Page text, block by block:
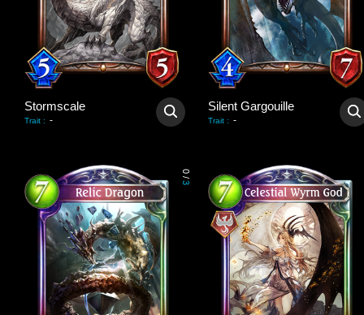
Stormscale
Trait : -
Silent Gargouille
Trait : -
0
/
3